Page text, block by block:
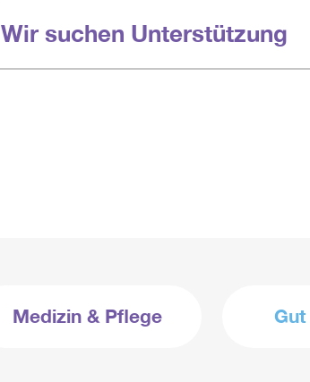
Wir suchen Unterstützung
Medizin & Pflege